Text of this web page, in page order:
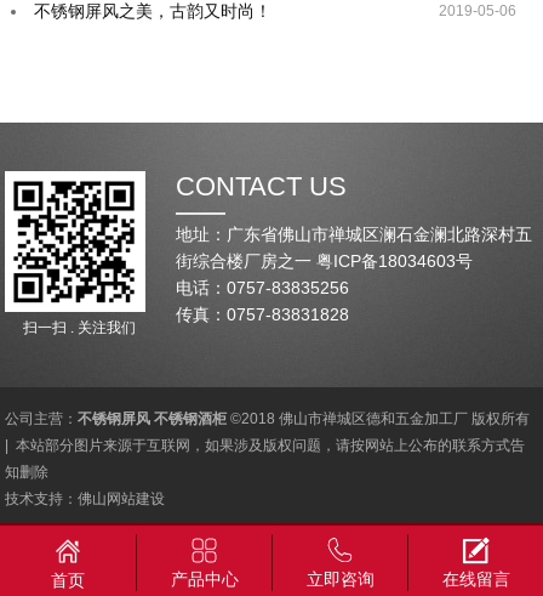
不锈钢屏风之美，古韵又时尚！ 2019-05-06
扫一扫 . 关注我们
CONTACT US
地址：广东省佛山市禅城区澜石金澜北路深村五
街综合楼厂房之一 粤ICP备18034603号
电话：0757-83835256
传真：0757-83831828
公司主营：不锈钢屏风 不锈钢酒柜 ©2018 佛山市禅城区德和五金加工厂 版权所有
| 本站部分图片来源于互联网，如果涉及版权问题，请按网站上公布的联系方式告
知删除
技术支持：佛山网站建设
首页 产品中心 立即咨询 在线留言